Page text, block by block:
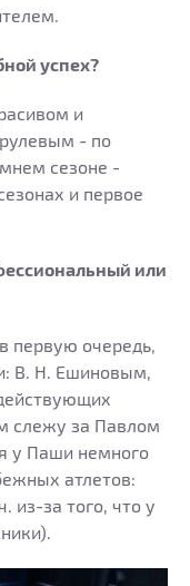
успех?
и
- по
сезоне -
и первое
или
первую очередь,
В. Н. Ешиновым,
слежу за Павлом
у Паши немного
атлетов:
из-за того, что у